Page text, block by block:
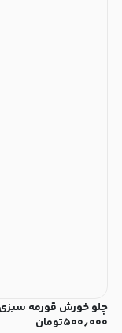
چلو خورش قورمه سبزی
۵۰۰٫۰۰۰تومان